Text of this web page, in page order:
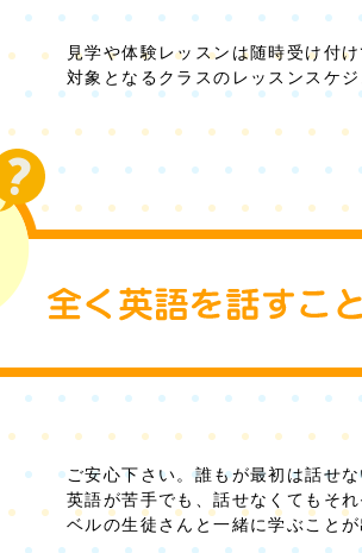
見学や体験レッスンは随時受け付
対象となるクラスのレッスンスケ
ご安心下さい。誰もが最初は話せ
英語が苦手でも、話せなくてもそ
ベルの生徒さんと一緒に学ぶこと